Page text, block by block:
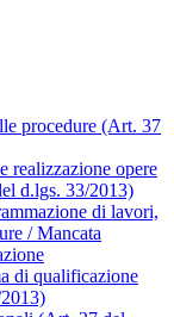
procedure (Art. 37
realizzazione opere
d.lgs. 33/2013)
di lavori,
/ Mancata
di qualificazione